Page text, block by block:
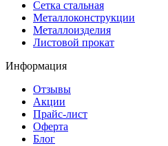
Сетка стальная
Металлоконструкции
Металлоизделия
Листовой прокат
Информация
Отзывы
Акции
Прайс-лист
Оферта
Блог